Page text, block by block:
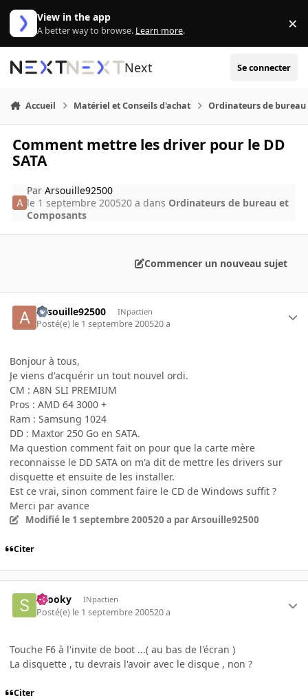
Aller au contenu
View in the app
A better way to browse. Learn more. ×
Next Se connecter
Accueil Matériel et Conseils d'achat Ordinateurs de bureau
Comment mettre les driver pour le DD
SATA
ParArsouille92500
le 1 septembre 200520 a dans Ordinateurs de bureau et
Composants
Commencer un nouveau sujet
Arsouille92500 INpactien
Posté(e) le 1 septembre 200520 a
Bonjour à tous,
Je viens d'acquérir un tout nouvel ordi.
CM : A8N SLI PREMIUM
Pros : AMD 64 3000 +
Ram : Samsung 1024
DD : Maxtor 250 Go en SATA.
Ma question comment fait on pour que la carte mère
reconnaisse le DD SATA on m'a dit de mettre les drivers sur
disquette et ensuite de les installer.
Est ce vrai, sinon comment faire le CD de Windows suffit ?
Merci par avance
Modifié le 1 septembre 200520 a par Arsouille92500
Citer
snooky INpactien
Posté(e) le 1 septembre 200520 a
Touche F6 à l'invite de boot ...( au bas de l'écran )
La disquette , tu devrais l'avoir avec le disque , non ?
Citer